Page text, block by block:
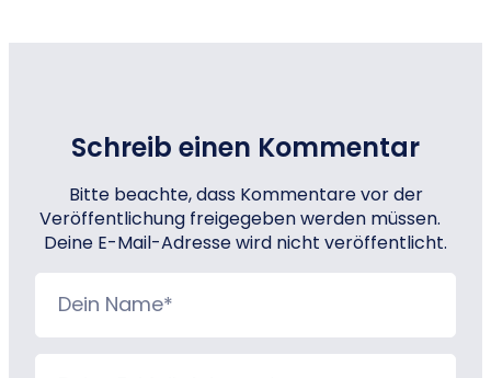
Schreib einen Kommentar
Bitte beachte, dass Kommentare vor der
Veröffentlichung freigegeben werden müssen.
Deine E-Mail-Adresse wird nicht veröffentlicht.